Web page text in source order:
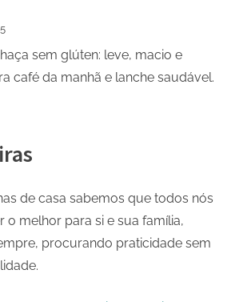
sem glúten: leve, macio e
café da manhã e lanche saudável.
de casa sabemos que todos nós
o melhor para si e sua família,
procurando praticidade sem